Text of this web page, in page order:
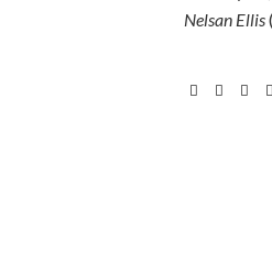
Nelsan Ellis